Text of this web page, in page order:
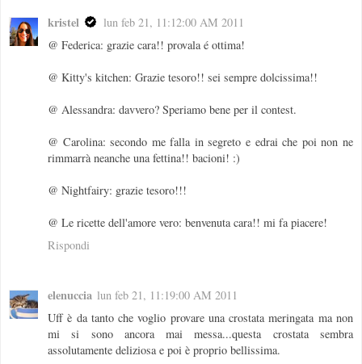
kristel
lun feb 21, 11:12:00 AM 2011
@ Federica: grazie cara!! provala é ottima!
@ Kitty's kitchen: Grazie tesoro!! sei sempre dolcissima!!
@ Alessandra: davvero? Speriamo bene per il contest.
@ Carolina: secondo me falla in segreto e edrai che poi non ne
rimmarrà neanche una fettina!! bacioni! :)
@ Nightfairy: grazie tesoro!!!
@ Le ricette dell'amore vero: benvenuta cara!! mi fa piacere!
Rispondi
elenuccia lun feb 21, 11:19:00 AM 2011
Uff è da tanto che voglio provare una crostata meringata ma non
mi si sono ancora mai messa...questa crostata sembra
assolutamente deliziosa e poi è proprio bellissima.